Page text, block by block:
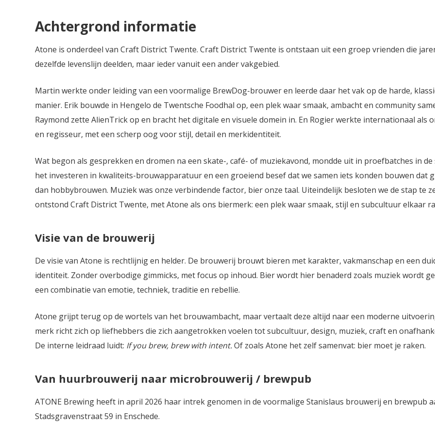
fluweelzacht mondgevoel en volop
sappige hopkarakter.
California Common bier licht tot
medium van body, met een soepel
en toegankelijk mondgevoel. De
tonen die mooi in balans zijn met de
droog en mild bitter, waardoor het
speciaalbier bijzonder
doordrinkbaar is. Dankzij de warme
vergisting met lagergist ontstaat er
een subtiel fruitig karakter dat de
stijl trouw blijft, terwijl de moderne
eigentijdse twist zorgen. Een strak
gebalanceerd bier met karakter.
NEIPA's vooral zoet en
voegt deze variant een
balans brengt. Het
toegankelijk maar complex
zowel fruitliefhebbers als
enthousiastelingen
Achtergrond informatie
Atone is onderdeel van Craft District Twente. Craft District Twente is ontstaan uit een groep vrienden die
dezelfde levenslijn deelden, maar ieder vanuit een ander vakgebied.
Martin werkte onder leiding van een voormalige BrewDog-brouwer en leerde daar het vak op de harde,
manier. Erik bouwde in Hengelo de Twentsche Foodhal op, een plek waar smaak, ambacht en community
Raymond zette AlienTrick op en bracht het digitale en visuele domein in. En Rogier werkte internationaal als
en regisseur, met een scherp oog voor stijl, detail en merkidentiteit.
Wat begon als gesprekken en dromen na een skate-, café- of muziekavond, mondde uit in proefbatches in de
het investeren in kwaliteits-brouwapparatuur en een groeiend besef dat we samen iets konden bouwen dat
dan hobbybrouwen. Muziek was onze verbindende factor, bier onze taal. Uiteindelijk besloten we de stap te
ontstond Craft District Twente, met Atone als ons biermerk: een plek waar smaak, stijl en subcultuur elkaar
Visie van de brouwerij
De visie van Atone is rechtlijnig en helder. De brouwerij brouwt bieren met karakter, vakmanschap en een
identiteit. Zonder overbodige gimmicks, met focus op inhoud. Bier wordt hier benaderd zoals muziek wordt
een combinatie van emotie, techniek, traditie en rebellie.
Atone grijpt terug op de wortels van het brouwambacht, maar vertaalt deze altijd naar een moderne
merk richt zich op liefhebbers die zich aangetrokken voelen tot subcultuur, design, muziek, craft en
De interne leidraad luidt: If you brew, brew with intent.Of zoals Atone het zelf samenvat: bier moet je raken.
Van huurbrouwerij naar microbrouwerij / brewpub
ATONE Brewing heeft in april 2026 haar intrek genomen in de voormalige Stanislaus brouwerij en brewpub
Stadsgravenstraat 59 in Enschede.